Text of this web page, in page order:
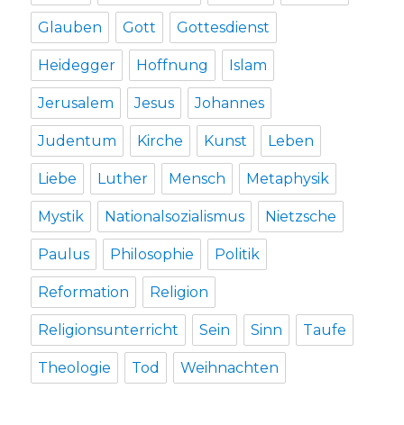
Glauben Gott Gottesdienst
Heidegger Hoffnung Islam
Jerusalem Jesus Johannes
Judentum Kirche Kunst Leben
Liebe Luther Mensch Metaphysik
Mystik Nationalsozialismus Nietzsche
Paulus Philosophie Politik
Reformation Religion
Religionsunterricht Sein Sinn Taufe
Theologie Tod Weihnachten